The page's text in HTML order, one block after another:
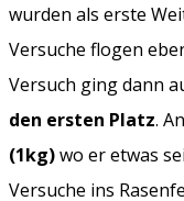
wurden als erste
Versuche flogen
Versuch ging dann
den ersten Platz.
(1kg)wo er etwas
Versuche ins